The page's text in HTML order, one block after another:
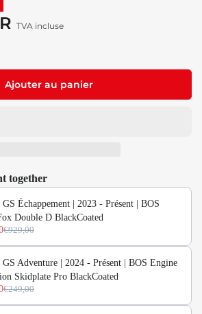
TVA incluse
Ajouter au panier
together
GS Échappement | 2023 - Présent | BOS
Double D BlackCoated
€929,00
GS Adventure | 2024 - Présent | BOS Engine
Skidplate Pro BlackCoated
€249,00